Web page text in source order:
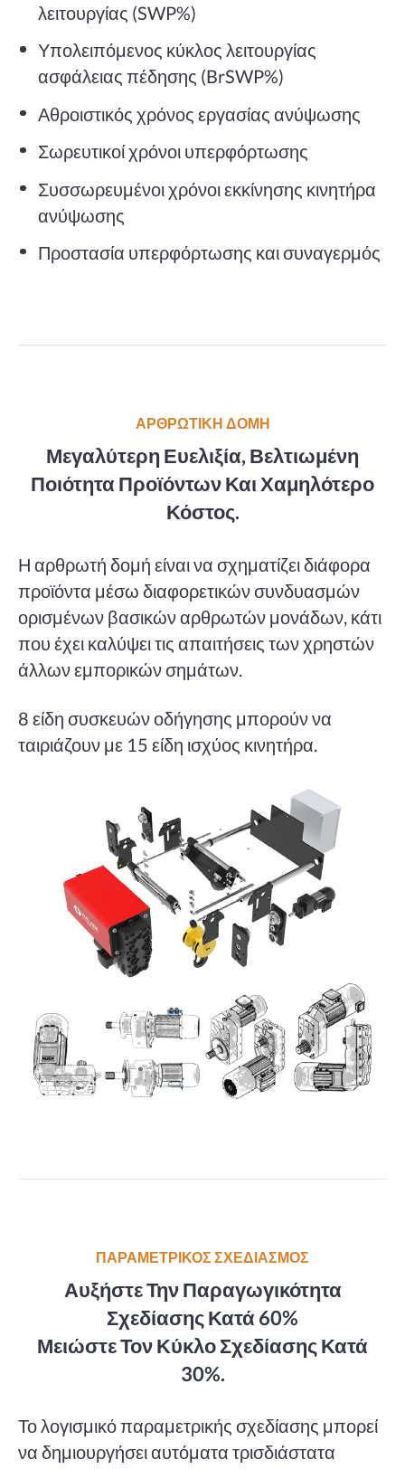
λειτουργίας (SWP%)
Υπολειπόμενος κύκλος λειτουργίας
ασφάλειας πέδησης (BrSWP%)
Αθροιστικός χρόνος εργασίας ανύψωσης
Σωρευτικοί χρόνοι υπερφόρτωσης
Συσσωρευμένοι χρόνοι εκκίνησης κινητήρα
ανύψωσης
Προστασία υπερφόρτωσης και συναγερμός
ΑΡΘΡΩΤΙΚΗ ΔΟΜΗ
Μεγαλύτερη Ευελιξία, Βελτιωμένη
Ποιότητα Προϊόντων Και Χαμηλότερο
Κόστος.
Η αρθρωτή δομή είναι να σχηματίζει διάφορα
προϊόντα μέσω διαφορετικών συνδυασμών
ορισμένων βασικών αρθρωτών μονάδων, κάτι
που έχει καλύψει τις απαιτήσεις των χρηστών
άλλων εμπορικών σημάτων.
8 είδη συσκευών οδήγησης μπορούν να
ταιριάζουν με 15 είδη ισχύος κινητήρα.
ΠΑΡΑΜΕΤΡΙΚΟΣ ΣΧΕΔΙΑΣΜΟΣ
Αυξήστε Την Παραγωγικότητα
Σχεδίασης Κατά 60%
Μειώστε Τον Κύκλο Σχεδίασης Κατά
30%.
Το λογισμικό παραμετρικής σχεδίασης μπορεί
να δημιουργήσει αυτόματα τρισδιάστατα